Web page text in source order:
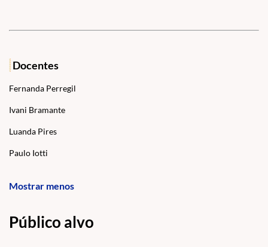
Docentes
Fernanda Perregil
Ivani Bramante
Luanda Pires
Paulo Iotti
Mostrar menos
Público alvo